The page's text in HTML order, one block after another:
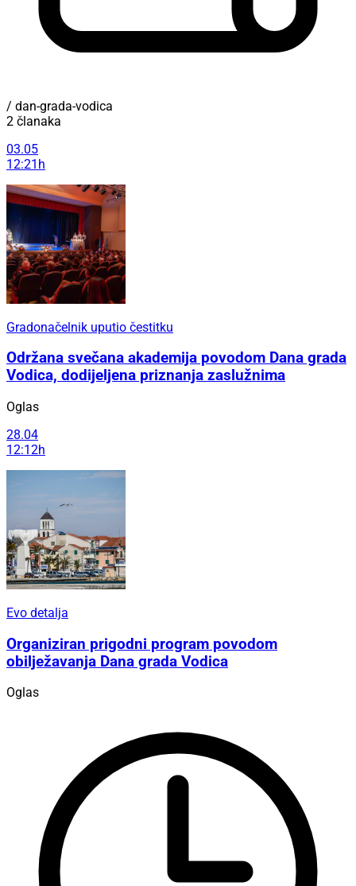
/ dan-grada-vodica
2 članaka
03.05
12:21h
Gradonačelnik uputio čestitku
Održana svečana akademija povodom Dana grada
Vodica, dodijeljena priznanja zaslužnima
Oglas
28.04
12:12h
Evo detalja
Organiziran prigodni program povodom
obilježavanja Dana grada Vodica
Oglas